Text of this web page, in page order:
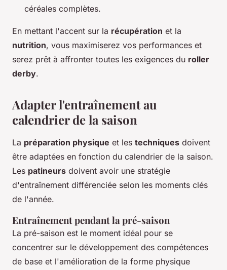
céréales complètes.
En mettant l'accent sur la récupération et la
nutrition, vous maximiserez vos performances et
serez prêt à affronter toutes les exigences du roller
derby.
Adapter l'entraînement au
calendrier de la saison
La préparation physique et les techniques doivent
être adaptées en fonction du calendrier de la saison.
Les patineurs doivent avoir une stratégie
d'entraînement différenciée selon les moments clés
de l'année.
Entraînement pendant la pré-saison
La pré-saison est le moment idéal pour se
concentrer sur le développement des compétences
de base et l'amélioration de la forme physique